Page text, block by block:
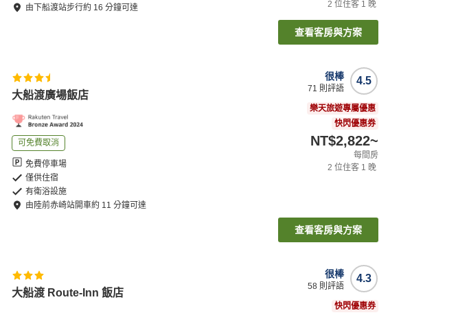
由 下船渡站步行約 16 分鐘可達
2 位住客 1 晚
查看客房與方案
大船渡廣場飯店
可免費取消
免費停車場
僅供住宿
有衛浴設施
由 陸前赤崎站開車約 11 分鐘可達
4.5
很棒
71 則評語
樂天旅遊專屬優惠
快閃優惠券
NT$2,822~
每間房
2 位住客 1 晚
查看客房與方案
大船渡 Route-Inn 飯店
4.3
很棒
58 則評語
快閃優惠券